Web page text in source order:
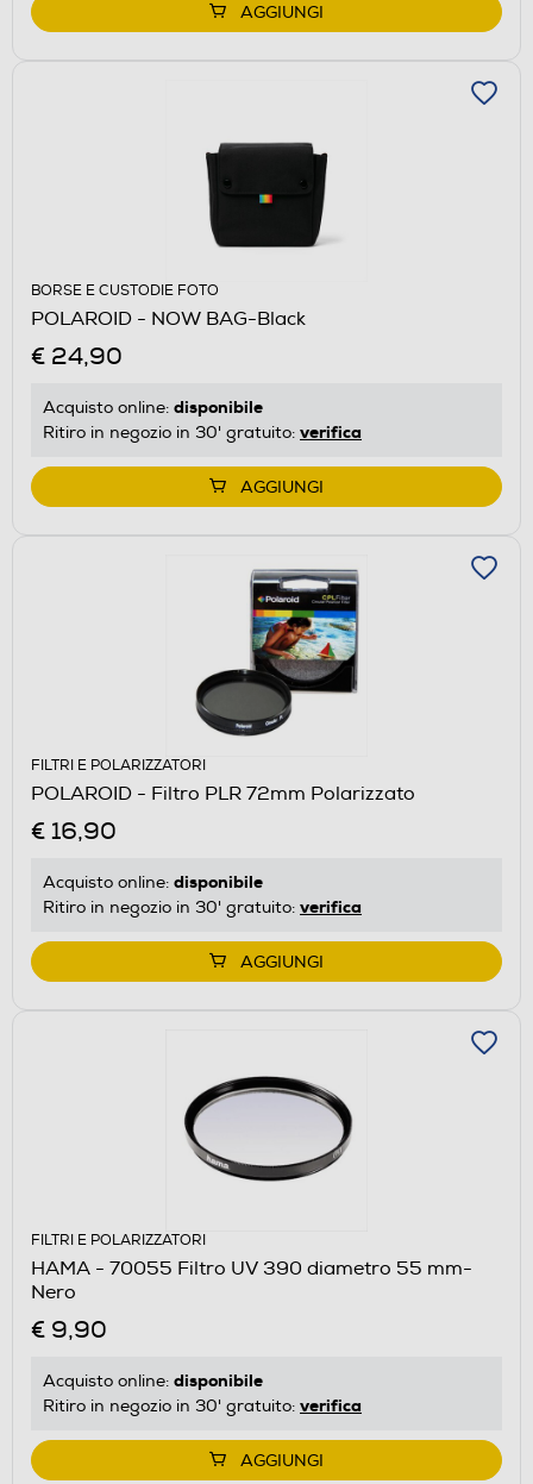
AGGIUNGI
BORSE E CUSTODIE FOTO
POLAROID - NOW BAG-Black
€ 24,90
Acquisto online: disponibile
Ritiro in negozio in 30' gratuito: verifica
AGGIUNGI
FILTRI E POLARIZZATORI
POLAROID - Filtro PLR 72mm Polarizzato
€ 16,90
Acquisto online: disponibile
Ritiro in negozio in 30' gratuito: verifica
AGGIUNGI
FILTRI E POLARIZZATORI
HAMA - 70055 Filtro UV 390 diametro 55 mm-
Nero
€ 9,90
Acquisto online: disponibile
Ritiro in negozio in 30' gratuito: verifica
AGGIUNGI